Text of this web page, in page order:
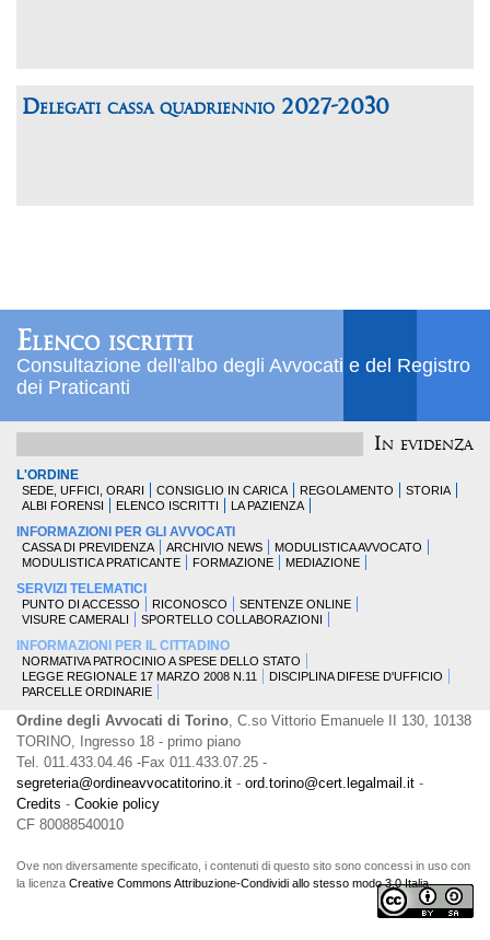
Delegati cassa quadriennio 2027-2030
Elenco iscritti
Consultazione dell'albo degli Avvocati e del Registro
dei Praticanti
In evidenza
L'ORDINE
SEDE, UFFICI, ORARI CONSIGLIO IN CARICA REGOLAMENTO
STORIA
ALBI FORENSI
ELENCO ISCRITTI LA PAZIENZA
INFORMAZIONI PER GLI AVVOCATI
CASSA DI PREVIDENZA ARCHIVIO NEWS
MODULISTICA AVVOCATO
MODULISTICA PRATICANTE
FORMAZIONE MEDIAZIONE
SERVIZI TELEMATICI
PUNTO DI ACCESSO RICONOSCO
SENTENZE ONLINE
VISURE CAMERALI
SPORTELLO COLLABORAZIONI
INFORMAZIONI PER IL CITTADINO
NORMATIVA PATROCINIO A SPESE DELLO STATO
LEGGE REGIONALE 17 MARZO 2008 N.11
DISCIPLINA DIFESE D'UFFICIO
PARCELLE ORDINARIE
Ordine degli Avvocati di Torino, C.so Vittorio Emanuele II 130, 10138
TORINO, Ingresso 18 - primo piano
Tel. 011.433.04.46 -Fax 011.433.07.25 -
segreteria@ordineavvocatitorino.it - ord.torino@cert.legalmail.it -
Credits - Cookie policy
CF 80088540010
Ove non diversamente specificato, i contenuti di questo sito sono concessi in uso con
la licenza Creative Commons Attribuzione-Condividi allo stesso modo 3.0 Italia.